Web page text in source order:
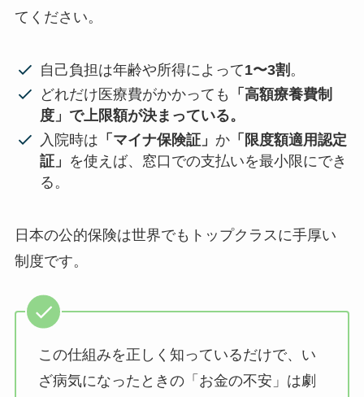
てください。
自己負担は年齢や所得によって1〜3割 。
どれだけ医療費がかかっても
「高額療養費制
度」で上限額が決まっている。
入院時は 「マイナ保険証」 か 「限度額適用認定
証」 を使えば、窓口での支払いを最小限にでき
る。
日本の公的保険は世界でもトップクラスに手厚い
制度です。
この仕組みを正しく知っているだけで、い
ざ病気になったときの「お金の不安」は劇